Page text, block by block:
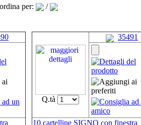
ordina per: /
Q.tà
35491
10 cartelline SIGNO con finestra